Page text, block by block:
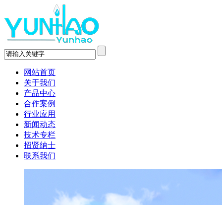
网站首页
关于我们
产品中心
合作案例
行业应用
新闻动态
技术专栏
招贤纳士
联系我们